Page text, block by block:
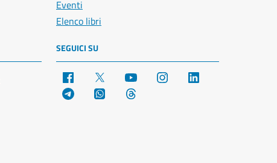
Eventi
Elenco libri
SEGUICI SU
Facebook YouTube Instagram
Telegram WhatsApp